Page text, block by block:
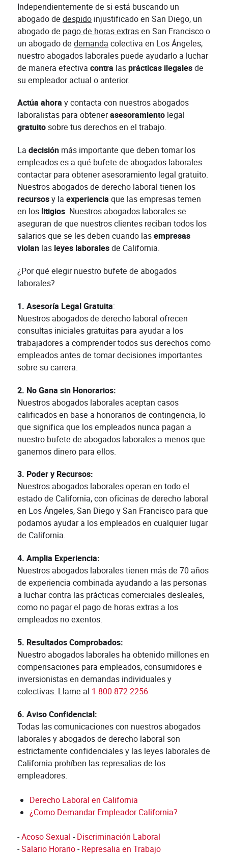
Independientemente de si está buscando un
abogado de despido injustificado en San Diego, un
abogado de pago de horas extrasen San Francisco o
un abogado de demanda colectiva en Los Ángeles,
nuestro abogados laborales puede ayudarlo a luchar
de manera efectiva contra lasprácticas ilegalesde
su empleador actual o anterior.
Actúa ahora y contacta con nuestros abogados
laboralistas para obtenerasesoramiento legal
gratuitosobre tus derechos en el trabajo.
La decisión más importante que deben tomar los
empleados es a qué bufete de abogados laborales
contactar para obtener asesoramiento legal gratuito.
Nuestros abogados de derecho laboral tienen los
recursosy la experiencia que las empresas temen
en los litigios. Nuestros abogados laborales se
aseguran de que nuestros clientes reciban todos los
salarios que se les deben cuando lasempresas
violan las leyes laboralesde California.
¿Por qué elegir nuestro bufete de abogados
laborales?
1. Asesoría Legal Gratuita:
Nuestros abogados de derecho laboral ofrecen
consultas iniciales gratuitas para ayudar a los
trabajadores a comprender todos sus derechos como
empleados antes de tomar decisiones importantes
sobre su carrera.
2. No Gana sin Honorarios:
Nuestros abogados laborales aceptan casos
calificados en base a honorarios de contingencia, lo
que significa que los empleados nunca pagan a
nuestro bufete de abogados laborales a menos que
ganemos dinero para ellos.
3. Poder y Recursos:
Nuestros abogados laborales operan en todo el
estado de California, con oficinas de derecho laboral
en Los Ángeles, San Diego y San Francisco para que
podamos ayudar a los empleados en cualquier lugar
de California.
4. Amplia Experiencia:
Nuestros abogados laborales tienen más de 70 años
de experiencia combinada ayudando a las personas
a luchar contra las prácticas comerciales desleales,
como no pagar el pago de horas extras a los
empleados no exentos.
5. Resultados Comprobados:
Nuestro abogados laborales ha obtenido millones en
compensaciones para empleados, consumidores e
inversionistas en demandas individuales y
colectivas. Llame al 1-800-872-2256
6. Aviso Confidencial:
Todas las comunicaciones con nuestros abogados
laborales y abogados de derecho laboral son
estrictamente confidenciales y las leyes laborales de
California prohíben las represalias de los
empleadores.
Derecho Laboral en California
¿Como Demandar Empleador California?
-Acoso Sexual -Discriminación Laboral
-Salario Horario-Represalia en Trabajo